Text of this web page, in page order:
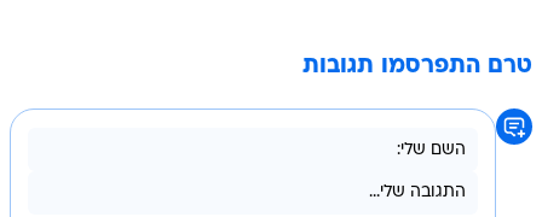
טרם התפרסמו תגובות